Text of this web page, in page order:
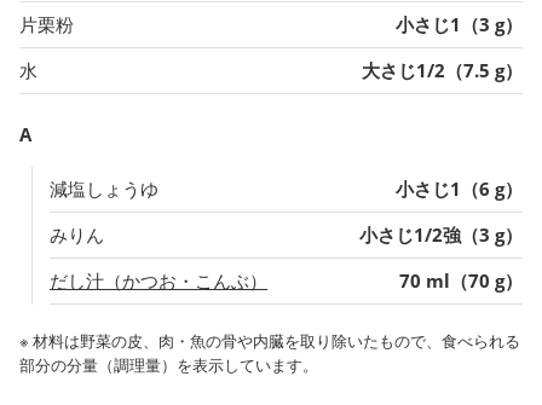
片栗粉
小さじ1（3 g）
水
大さじ1/2（7.5 g）
A
減塩しょうゆ
小さじ1（6 g）
みりん
小さじ1/2強（3 g）
だし汁（かつお・こんぶ）
70 ml（70 g）
※ 材料は野菜の皮、肉・魚の骨や内臓を取り除いたもので、食べられる
部分の分量（調理量）を表示しています。